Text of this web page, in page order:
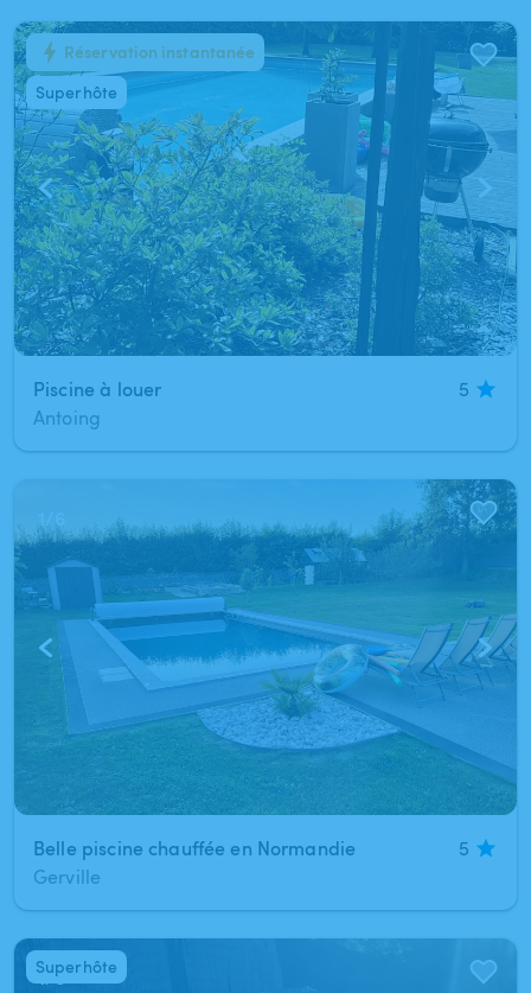
1/4
Piscine à louer
5
Antoing
Réservation instantanée
Superhôte
1 / 6
Belle piscine chauffée en Normandie
5
Gerville
1/6
Superhôte